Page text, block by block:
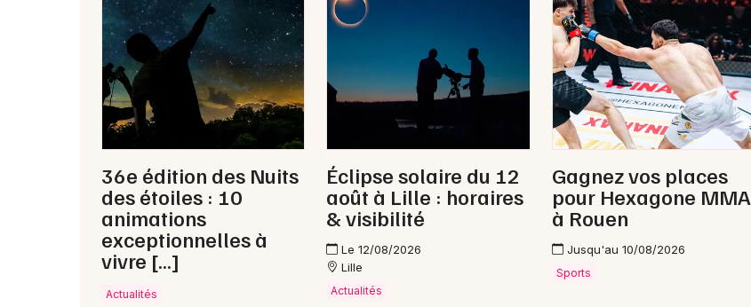
Newsletter des sorties
Artistes en tournée
Actus à Maubeuge
Magazine à Maubeuge
36e édition des Nuits
des étoiles : 10
animations
exceptionnelles à
vivre […]
Actualités
Éclipse solaire du 12
août à Lille : horaires
& visibilité
Le 12/08/2026
Lille
Actualités
Gagnez vos places
pour Hexagone MMA
à Rouen
Jusqu'au 10/08/2026
Sports